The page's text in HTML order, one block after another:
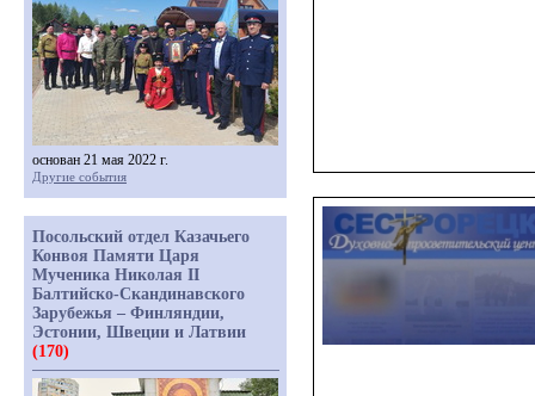
основан 21 мая 2022 г.
Другие события
Посольский отдел Казачьего
Конвоя Памяти Царя
Мученика Николая II
Балтийско-Скандинавского
Зарубежья – Финляндии,
Эстонии, Швеции и Латвии
(170)